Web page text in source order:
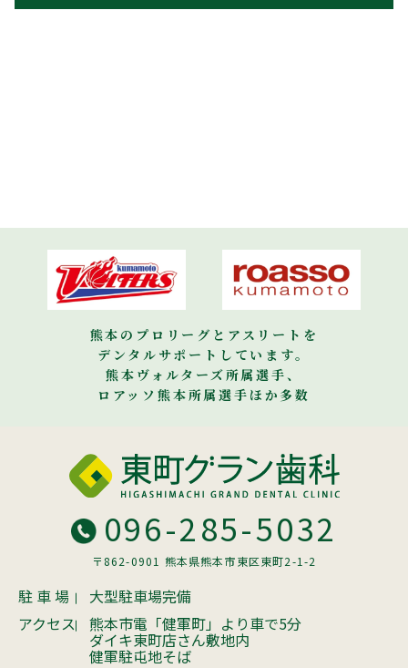
熊本のプロリーグとアスリートを
デンタルサポートしています。
熊本ヴォルターズ所属選手、
ロアッソ熊本所属選手ほか多数
096-285-5032
〒862-0901 熊本県熊本市東区東町2-1-2
駐 車 場
大型駐車場完備
アクセス
熊本市電「健軍町」より車で5分
ダイキ東町店さん敷地内
健軍駐屯地そば